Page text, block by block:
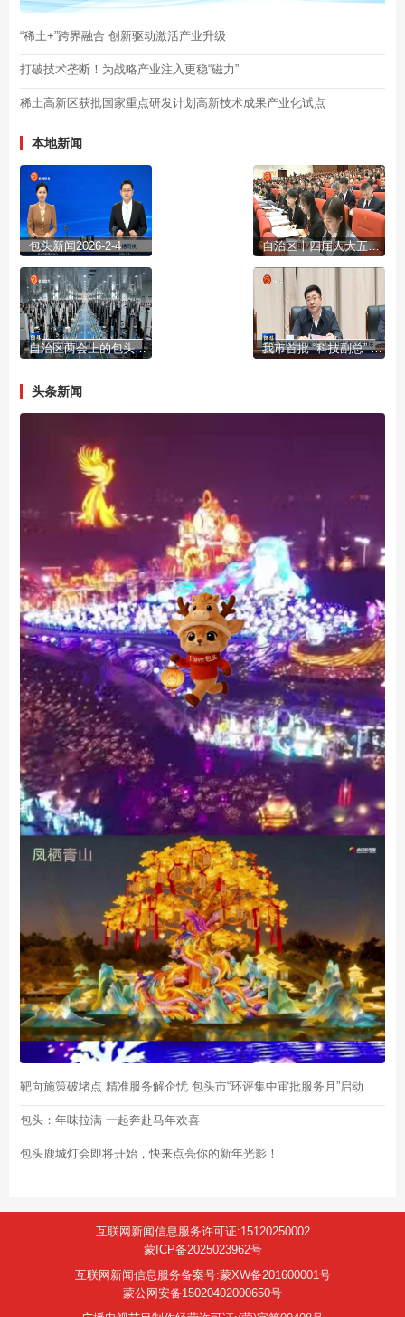
“稀土+”跨界融合 创新驱动激活产业升级
打破技术垄断！为战略产业注入更稳“磁力”
稀土高新区获批国家重点研发计划高新技术成果产业化试点
本地新闻
包头新闻2026-2-4 自治区十四届人大五次会议开幕
自治区两会上的包头声音 我市首批 “科技副总” “产业教授”进行成果展示
头条新闻
靶向施策破堵点 精准服务解企忧 包头市“环评集中审批服务月”启动
包头：年味拉满 一起奔赴马年欢喜
包头鹿城灯会即将开始，快来点亮你的新年光影！
互联网新闻信息服务许可证:15120250002
蒙ICP备2025023962号
互联网新闻信息服务备案号:蒙XW备201600001号
蒙公网安备15020402000650号